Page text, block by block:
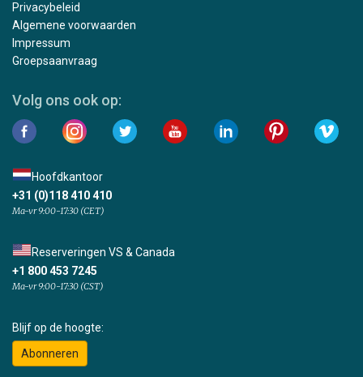
Privacybeleid
Algemene voorwaarden
Impressum
Groepsaanvraag
Volg ons ook op:
Hoofdkantoor
+31 (0)118 410 410
Ma-vr 9:00-17:30 (CET)
Reserveringen VS & Canada
+1 800 453 7245
Ma-vr 9:00-17:30 (CST)
Blijf op de hoogte:
Abonneren